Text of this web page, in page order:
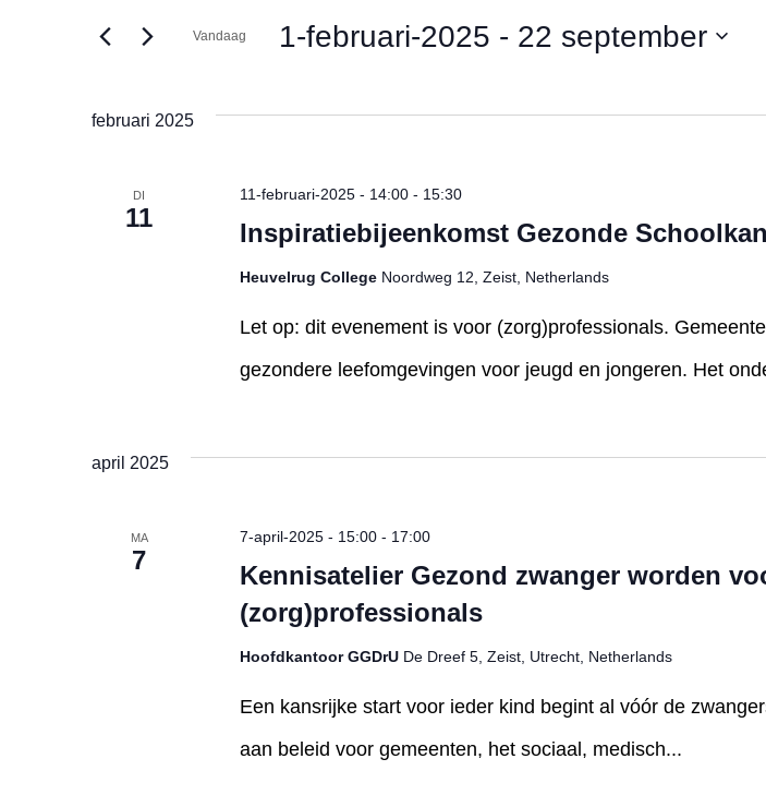
weergeven
navigatie
voor
Evenementen
Vandaag 1-februari-2025 - 22 september
februari 2025
DI
11
Inspiratiebijeenkomst Gezonde
11-februari-2025 - 14:00- 15:30
Heuvelrug College Noordweg 12, Zeist, Netherlands
Let op: dit evenement is voor (zorg)professionals.
gezondere leefomgevingen voor jeugd en jongeren. Het
april 2025
MA
7
Kennisatelier Gezond zwanger worden
(zorg)professionals
7-april-2025 - 15:00- 17:00
Hoofdkantoor GGDrU De Dreef 5, Zeist, Utrecht, Netherlands
Een kansrijke start voor ieder kind begint al vóór de
aan beleid voor gemeenten, het sociaal, medisch...